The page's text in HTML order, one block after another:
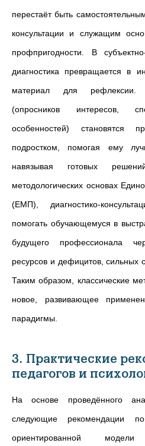
перестаёт быть
консультации и служащим
профпригодности. В
диагностика превращается в
материал для рефлексии.
(опросников интересов,
особенностей) становятся
подростком, помогая ему
навязывая готовых
методологических основах
(ЕМП), диагностико-
помогать обучающемуся в
будущего профессионала
ресурсов и дефицитов, сильных
Таким образом, классические
новое, развивающее
парадигмы.
3. Практические
педагогов и
На основе проведённого
следующие рекомендации
ориентированной